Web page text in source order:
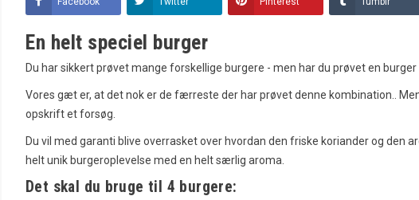
Taco Rice opskrift – En
Tebasaki Kyllingevinger: En
En helt speciel burger
Du har sikkert prøvet mange forskellige burgere - men har du prøvet en burger
Vores gæt er, at det nok er de færreste der har prøvet denne kombination..
opskrift et forsøg.
Du vil med garanti blive overrasket over hvordan den friske koriander og den
helt unik burgeroplevelse med en helt særlig aroma.
Det skal du bruge til 4 burgere: